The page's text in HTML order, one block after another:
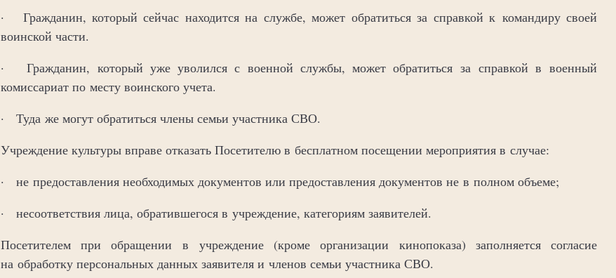
· Гражданин, который сейчас находится на службе, может обратиться за справкой к командиру своей
воинской части.
· Гражданин, который уже уволился с военной службы, может обратиться за справкой в военный
комиссариат по месту воинского учета.
· Туда же могут обратиться члены семьи участника СВО.
Учреждение культуры вправе отказать Посетителю в бесплатном посещении мероприятия в случае:
· не предоставления необходимых документов или предоставления документов не в полном объеме;
· несоответствия лица, обратившегося в учреждение, категориям заявителей.
Посетителем при обращении в учреждение (кроме организации кинопоказа) заполняется согласие
на обработку персональных данных заявителя и членов семьи участника СВО.